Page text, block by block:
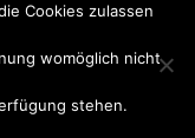
Cookies zulassen
womöglich nicht
stehen.